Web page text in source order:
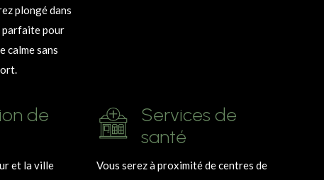
plongé dans
parfaite pour
calme sans
de
et la ville
Services de
santé
Vous serez à proximité de centres de